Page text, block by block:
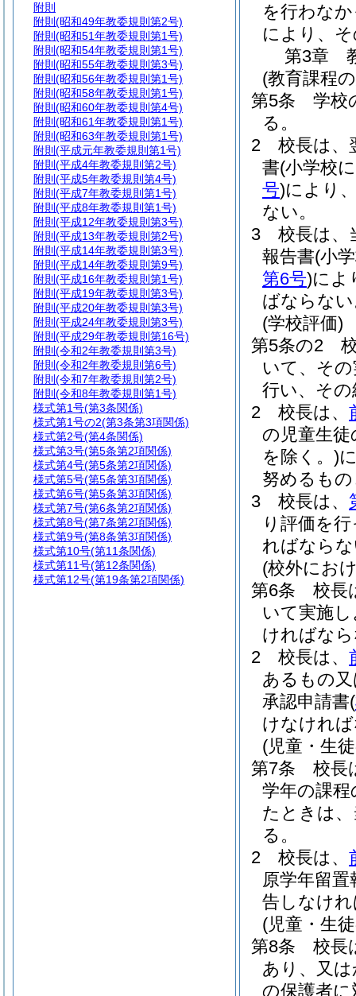
を行わな
により、
第3章
(教育課程
第5条
学校
る。
2
校長は、
書(小学校
号)により
ない。
3
校長は、
報告書(小
第6号)によ
ばならな
(学校評価)
第5条の2
いて、そ
行い、そ
2
校長は、
の児童生
を除く。)
努めるも
3
校長は、
り評価を
ればなら
(校外にお
第6条
校長
いて実施
ければな
2
校長は、
あるもの
承認申請書(
けなけれ
(児童・生
第7条
校長
学年の課
たときは
る。
2
校長は、
原学年留置
告しなけ
(児童・生
第8条
校長
あり、又
の保護者
附則
附則 (昭和49年教委規則第2号)
附則 (昭和51年教委規則第1号)
附則 (昭和54年教委規則第1号)
附則 (昭和55年教委規則第3号)
附則 (昭和56年教委規則第1号)
附則 (昭和58年教委規則第1号)
附則 (昭和60年教委規則第4号)
附則 (昭和61年教委規則第1号)
附則 (昭和63年教委規則第1号)
附則 (平成元年教委規則第1号)
附則 (平成4年教委規則第2号)
附則 (平成5年教委規則第4号)
附則 (平成7年教委規則第1号)
附則 (平成8年教委規則第1号)
附則 (平成12年教委規則第3号)
附則 (平成13年教委規則第2号)
附則 (平成14年教委規則第3号)
附則 (平成14年教委規則第9号)
附則 (平成16年教委規則第1号)
附則 (平成19年教委規則第3号)
附則 (平成20年教委規則第3号)
附則 (平成24年教委規則第3号)
附則 (平成29年教委規則第16号)
附則 (令和2年教委規則第3号)
附則 (令和2年教委規則第6号)
附則 (令和7年教委規則第2号)
附則 (令和8年教委規則第1号)
様式第1号(第3条関係)
様式第1号の2(第3条第3項関係)
様式第2号(第4条関係)
様式第3号(第5条第2項関係)
様式第4号(第5条第2項関係)
様式第5号(第5条第3項関係)
様式第6号(第5条第3項関係)
様式第7号(第6条第2項関係)
様式第8号(第7条第2項関係)
様式第9号(第8条第3項関係)
様式第10号(第11条関係)
様式第11号(第12条関係)
様式第12号(第19条第2項関係)